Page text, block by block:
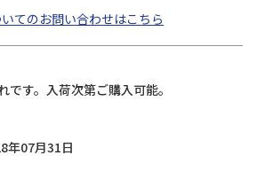
てのお問い合わせはこちら
です。入荷次第ご購入可能。
年07月31日